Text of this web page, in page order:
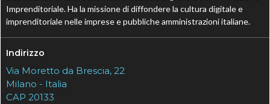
Imprenditoriale. Ha la missione di diffondere la cultura digitale e
imprenditoriale nelle imprese e pubbliche amministrazioni italiane.
Indirizzo
Via Moretto da Brescia, 22
Milano - Italia
CAP 20133